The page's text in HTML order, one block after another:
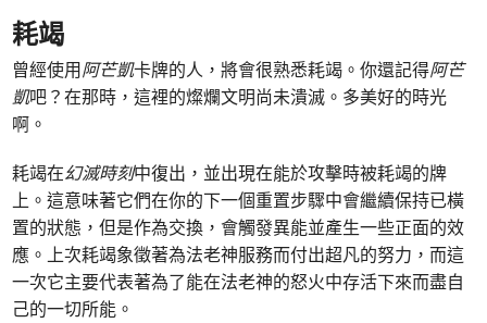
耗竭
曾經使用阿芒凱卡牌的人，將會很熟悉耗竭。你還記得阿芒
凱吧？在那時，這裡的燦爛文明尚未潰滅。多美好的時光
啊。
耗竭在幻滅時刻中復出，並出現在能於攻擊時被耗竭的牌
上。這意味著它們在你的下一個重置步驟中會繼續保持已橫
置的狀態，但是作為交換，會觸發異能並產生一些正面的效
應。上次耗竭象徵著為法老神服務而付出超凡的努力，而這
一次它主要代表著為了能在法老神的怒火中存活下來而盡自
己的一切所能。